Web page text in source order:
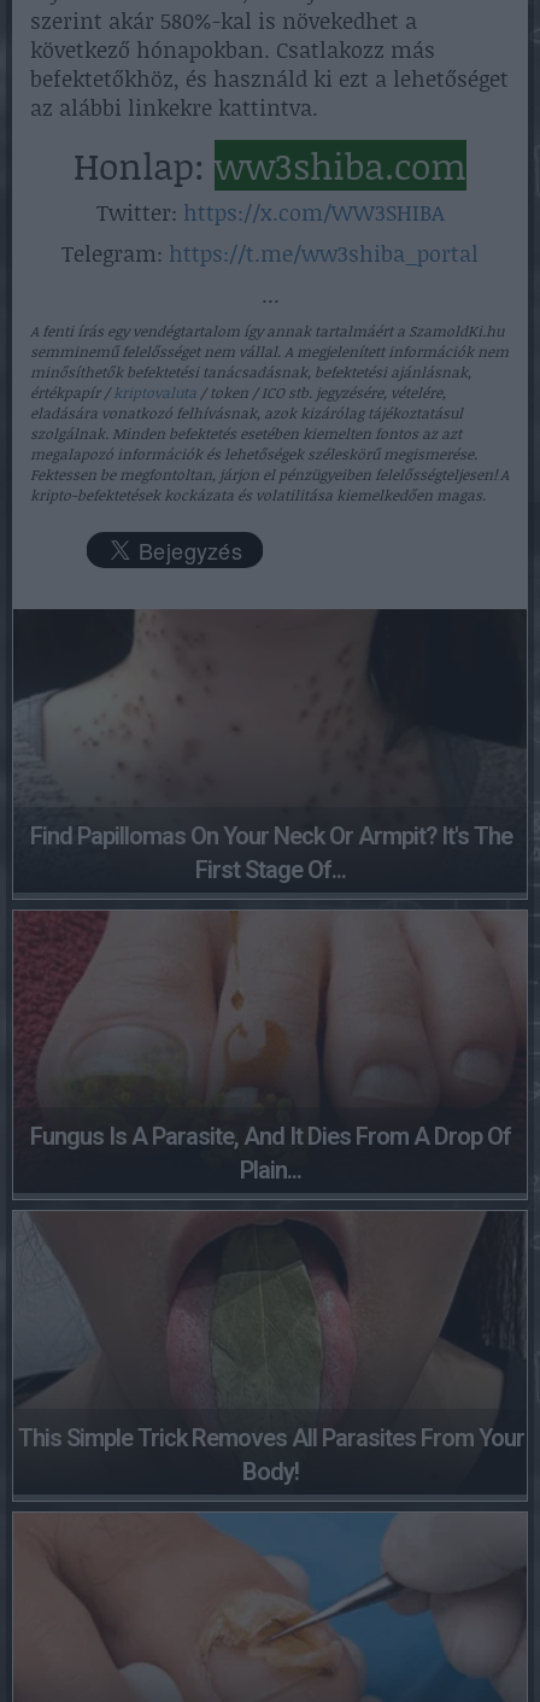
szerint akár 580%-kal is növekedhet a
következő hónapokban. Csatlakozz más
befektetőkhöz, és használd ki ezt a lehetőséget
az alábbi linkekre kattintva.
Honlap: ww3shiba.com
Twitter: https://x.com/WW3SHIBA
Telegram: https://t.me/ww3shiba_portal
...
A fenti írás egy vendégtartalom így annak tartalmáért a SzamoldKi.hu
semminemű felelősséget nem vállal. A megjelenített információk nem
minősíthetők befektetési tanácsadásnak, befektetési ajánlásnak,
értékpapír /kriptovaluta / token / ICO stb. jegyzésére, vételére,
eladására vonatkozó felhívásnak, azok kizárólag tájékoztatásul
szolgálnak. Minden befektetés esetében kiemelten fontos az azt
megalapozó információk és lehetőségek széleskörű megismerése.
Fektessen be megfontoltan, járjon el pénzügyeiben felelősségteljesen! A
kripto-befektetések kockázata és volatilitása kiemelkedően magas.
Find Papillomas On Your Neck Or Armpit? It's The
First Stage Of...
Fungus Is A Parasite, And It Dies From A Drop Of
Plain...
This Simple Trick Removes All Parasites From Your
Body!